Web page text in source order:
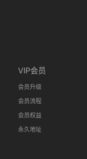
VIP会员
会员升级
会员流程
会员权益
永久地址